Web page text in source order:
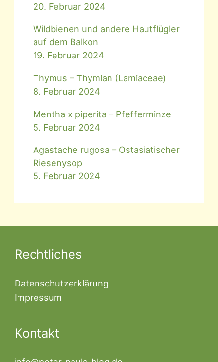
20. Februar 2024
Wildbienen und andere Hautflügler
auf dem Balkon
19. Februar 2024
Thymus – Thymian (Lamiaceae)
8. Februar 2024
Mentha x piperita – Pfefferminze
5. Februar 2024
Agastache rugosa – Ostasiatischer
Riesenysop
5. Februar 2024
Rechtliches
Datenschutzerklärung
Impressum
Kontakt